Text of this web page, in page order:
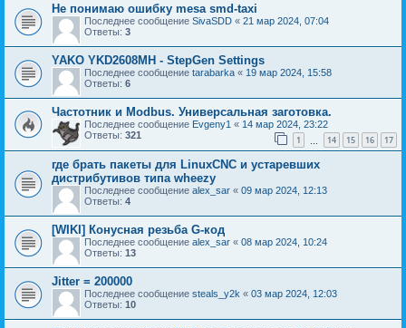
Не понимаю ошибку mesa smd-taxi
Последнее сообщение SivaSDD « 21 мар 2024, 07:04
Ответы: 3
YAKO YKD2608MH - StepGen Settings
Последнее сообщение tarabarka « 19 мар 2024, 15:58
Ответы: 6
Частотник и Modbus. Универсальная заготовка.
Последнее сообщение Evgeny1 « 14 мар 2024, 23:22
Ответы: 321 1 14 15 16 17
где брать пакеты для LinuxCNC и устаревших
дистрибутивов типа wheezy
Последнее сообщение alex_sar « 09 мар 2024, 12:13
Ответы: 4
[WIKI] Конусная резьба G-код
Последнее сообщение alex_sar « 08 мар 2024, 10:24
Ответы: 13
Jitter = 200000
Последнее сообщение steals_y2k « 03 мар 2024, 12:03
Ответы: 10